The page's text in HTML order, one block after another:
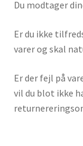
Privatlivspolitik
Du modtager
Er du ikke
varer og skal
Er der fejl på
vil du blot ikke